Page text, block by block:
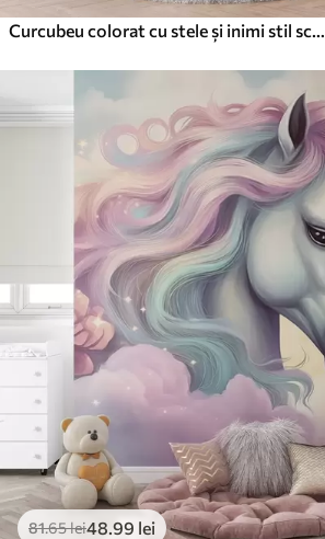
Curcubeu colorat cu stele și inimi stil scandinav
81.65lei48.99 lei